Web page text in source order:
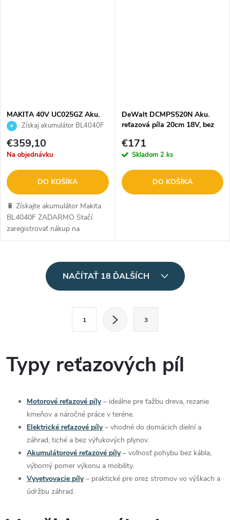
MAKITA 40V UC025GZ Aku.
reťazová píla 35cm
Získaj akumulátor BL4040F
ZADARMO
€359,10
Na objednávku
DO KOŠÍKA
🔋 Získajte akumulátor Makita
BL4040F ZADARMO Stačí
zaregistrovať nákup na
makitaredemption.eu. Ide o
DeWalt DCMPS520N Aku.
reťazová píla 20cm 18V, bez
€171
Skladom 2 ks
DO KOŠÍKA
d
a
NAČÍTAŤ 18 ĎALŠÍCH
á
n
1 3
Typy reťazových píl
Motorové reťazové píly– ideálne pre ťažbu dreva, rezanie
kmeňov a náročné práce v teréne.
Elektrické reťazové píly– vhodné do domácich dielní a
záhrad, tiché a bez výfukových plynov.
Akumulátorové reťazové píly– voľnosť pohybu bez kábla,
výborný pomer výkonu a mobility.
Vyvetvovacie píly– praktické pre orez stromov vo výškach a
údržbu záhrad.